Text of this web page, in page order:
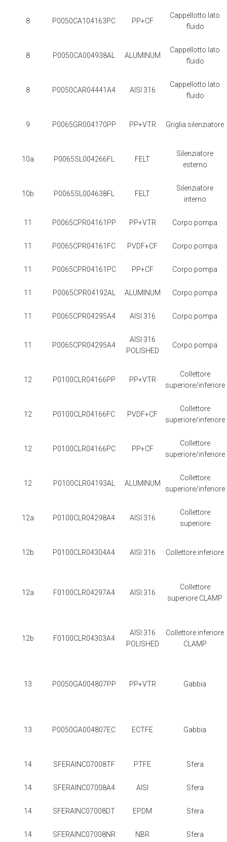
8 P0050CA104163PC PP+CF
Cappellotto lato
fluido
8 P0050CA004938AL ALUMINUM
Cappellotto lato
fluido
8 P0050CAR04441A4 AISI 316
Cappellotto lato
fluido
9 P0065GR004170PP PP+VTR Griglia silenziatore
10a P0065SL004266FL FELT
Silenziatore
esterno
10b P0065SL004638FL FELT
Silenziatore
interno
11 P0065CPR04161PP PP+VTR Corpo pompa
11 P0065CPR04161FC PVDF+CF Corpo pompa
11 P0065CPR04161PC PP+CF Corpo pompa
11 P0065CPR04192AL ALUMINUM Corpo pompa
11 P0065CPR04295A4 AISI 316 Corpo pompa
11 P0065CPR04295A4
AISI 316
POLISHED
Corpo pompa
12 P0100CLR04166PP PP+VTR
Collettore
superiore/inferiore
12 P0100CLR04166FC PVDF+CF
Collettore
superiore/inferiore
12 P0100CLR04166PC PP+CF
Collettore
superiore/inferiore
12 P0100CLR04193AL ALUMINUM
Collettore
superiore/inferiore
12a P0100CLR04298A4 AISI 316
Collettore
superiore
12b P0100CLR04304A4 AISI 316 Collettore inferiore
12a F0100CLR04297A4 AISI 316
Collettore
superiore CLAMP
12b F0100CLR04303A4
AISI 316
POLISHED
Collettore inferiore
CLAMP
13 P0050GA004807PP PP+VTR Gabbia
13 P0050GA004807EC ECTFE Gabbia
14 SFERAINC07008TF PTFE Sfera
14 SFERAINC07008A4 AISI Sfera
14 SFERAINC07008DT EPDM Sfera
14 SFERAINC07008NR NBR Sfera